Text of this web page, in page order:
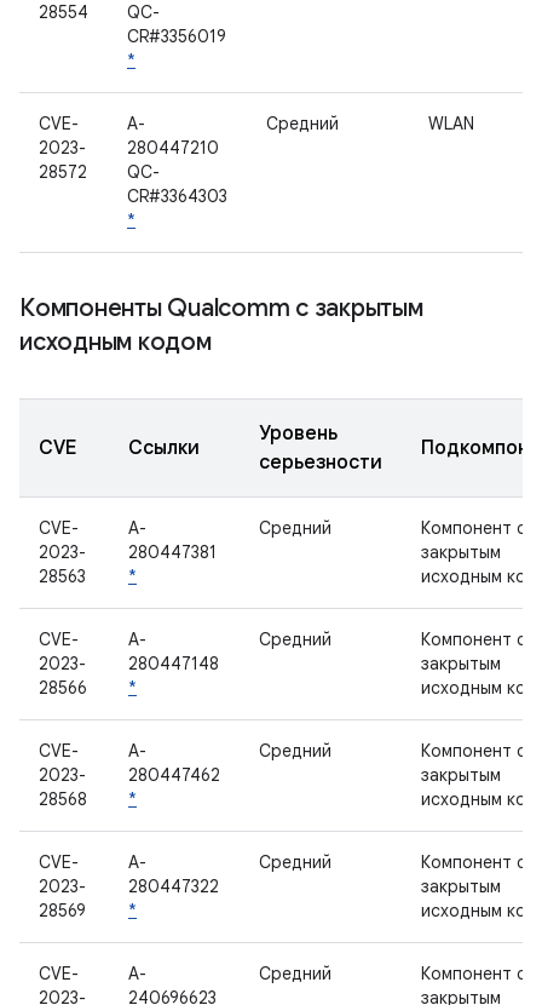
28554
QC-
CR#3356019
*
CVE-
2023-
28572
A-
280447210
QC-
CR#3364303
*
Средний WLAN
Компоненты Qualcomm с закрытым
исходным кодом
CVE Ссылки
Уровень
серьезности
CVE-
2023-
28563
A-
280447381
*
Средний
Компонент с
закрытым
исходным
CVE-
2023-
28566
A-
280447148
*
Средний
Компонент с
закрытым
исходным
CVE-
2023-
28568
A-
280447462
*
Средний
Компонент с
закрытым
исходным
CVE-
2023-
28569
A-
280447322
*
Средний
Компонент с
закрытым
исходным
CVE-
2023-
A-
240696623
Средний
Компонент с
закрытым